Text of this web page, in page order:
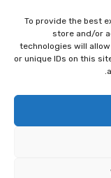
To provide the best
store and/or
technologies will
or unique IDs on this